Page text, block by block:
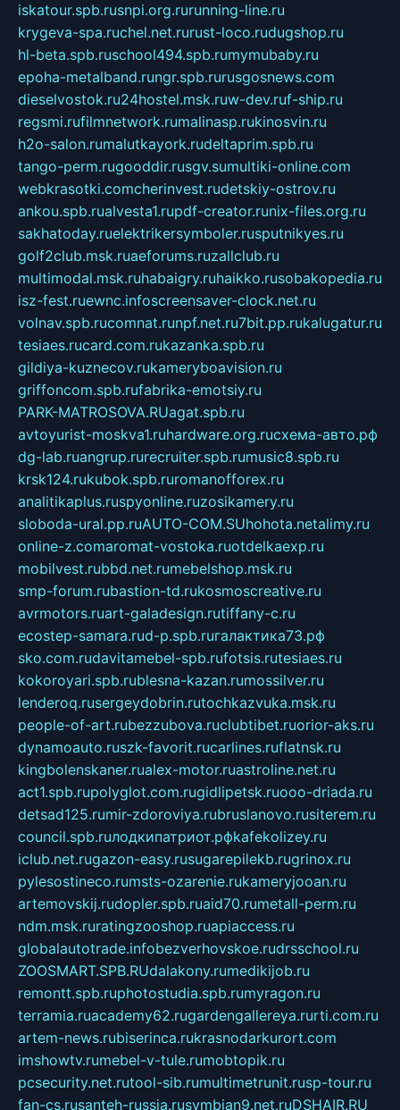
iskatour.spb.rusnpi.org.rurunning-line.ru
krygeva-spa.ruchel.net.rurust-loco.rudugshop.ru
hl-beta.spb.ruschool494.spb.rumymubaby.ru
epoha-metalband.rungr.spb.rurusgosnews.com
dieselvostok.ru24hostel.msk.ruw-dev.ruf-ship.ru
regsmi.rufilmnetwork.rumalinasp.rukinosvin.ru
h2o-salon.rumalutkayork.rudeltaprim.spb.ru
tango-perm.rugooddir.rusgv.sumultiki-online.com
webkrasotki.comcherinvest.rudetskiy-ostrov.ru
ankou.spb.rualvesta1.rupdf-creator.runix-files.org.ru
sakhatoday.ruelektrikersymboler.rusputnikyes.ru
golf2club.msk.ruaeforums.ruzallclub.ru
multimodal.msk.ruhabaigry.ruhaikko.rusobakopedia.ru
isz-fest.ruewnc.infoscreensaver-clock.net.ru
volnav.spb.rucomnat.runpf.net.ru7bit.pp.rukalugatur.ru
tesiaes.rucard.com.rukazanka.spb.ru
gildiya-kuznecov.rukameryboavision.ru
griffoncom.spb.rufabrika-emotsiy.ru
PARK-MATROSOVA.RUagat.spb.ru
avtoyurist-moskva1.ruhardware.org.ruсхема-авто.рф
dg-lab.ruangrup.rurecruiter.spb.rumusic8.spb.ru
krsk124.rukubok.spb.ruromanofforex.ru
analitikaplus.ruspyonline.ruzosikamery.ru
sloboda-ural.pp.ruAUTO-COM.SUhohota.netalimy.ru
online-z.comaromat-vostoka.ruotdelkaexp.ru
mobilvest.rubbd.net.rumebelshop.msk.ru
smp-forum.rubastion-td.rukosmoscreative.ru
avrmotors.ruart-galadesign.rutiffany-c.ru
ecostep-samara.rud-p.spb.ruгалактика73.рф
sko.com.rudavitamebel-spb.rufotsis.rutesiaes.ru
kokoroyari.spb.rublesna-kazan.rumossilver.ru
lenderoq.rusergeydobrin.rutochkazvuka.msk.ru
people-of-art.rubezzubova.ruclubtibet.ruorior-aks.ru
dynamoauto.ruszk-favorit.rucarlines.ruflatnsk.ru
kingbolenskaner.rualex-motor.ruastroline.net.ru
act1.spb.rupolyglot.com.rugidlipetsk.ruooo-driada.ru
detsad125.rumir-zdoroviya.rubruslanovo.rusiterem.ru
council.spb.ruлодкипатриот.рфkafekolizey.ru
iclub.net.rugazon-easy.rusugarepilekb.rugrinox.ru
pylesostineco.rumsts-ozarenie.rukameryjooan.ru
artemovskij.rudopler.spb.ruaid70.rumetall-perm.ru
ndm.msk.ruratingzooshop.ruapiaccess.ru
globalautotrade.infobezverhovskoe.rudrsschool.ru
ZOOSMART.SPB.RUdalakony.rumedikijob.ru
remontt.spb.ruphotostudia.spb.rumyragon.ru
terramia.ruacademy62.rugardengallereya.rurti.com.ru
artem-news.rubiserinca.rukrasnodarkurort.com
imshowtv.rumebel-v-tule.rumobtopik.ru
pcsecurity.net.rutool-sib.rumultimetrunit.rusp-tour.ru
fan-cs.rusanteh-russia.rusymbian9.net.ruDSHAIR.RU